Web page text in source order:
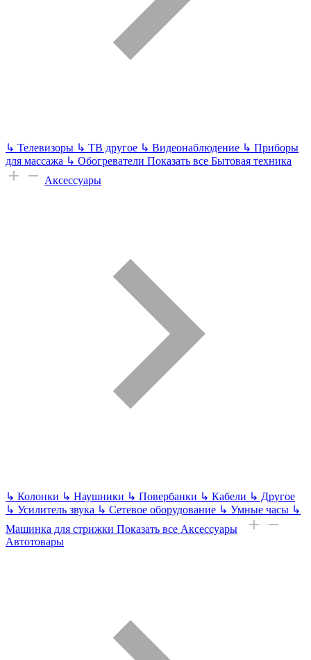
↳ Телевизоры ↳ ТВ другое ↳ Видеонаблюдение ↳ Приборы
для массажа ↳ Обогреватели Показать все Бытовая техника
Аксессуары
↳ Колонки ↳ Наушники ↳ Повербанки ↳ Кабели ↳ Другое
↳ Усилитель звука ↳ Сетевое оборудование ↳ Умные часы ↳
Машинка для стрижки Показать все Аксессуары
Автотовары